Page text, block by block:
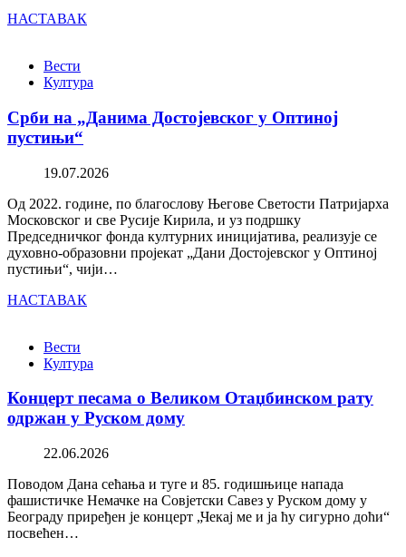
НАСТАВАК
Вести
Култура
Срби на „Данима Достојевског у Оптиној
пустињи“
19.07.2026
Од 2022. године, по благослову Његове Светости Патријарха
Московског и све Русије Кирила, и уз подршку
Председничког фонда културних иницијатива, реализује се
духовно-образовни пројекат „Дани Достојевског у Оптиној
пустињи“, чији…
НАСТАВАК
Вести
Култура
Концерт песама о Великом Отаџбинском рату
одржан у Руском дому
22.06.2026
Поводом Дана сећања и туге и 85. годишњице напада
фашистичке Немачке на Совјетски Савез у Руском дому у
Београду приређен је концерт „Чекај ме и ја ћу сигурно доћи“
посвећен…